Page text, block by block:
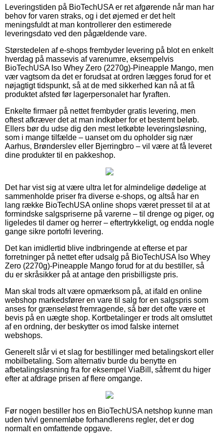
Leveringstiden på BioTechUSA er ret afgørende når man har
behov for varen straks, og i det øjemed er det helt
meningsfuldt at man kontrollerer den estimerede
leveringsdato ved den pågældende vare.
Størstedelen af e-shops frembyder levering på blot en enkelt
hverdag på massevis af varenumre, eksempelvis
BioTechUSA Iso Whey Zero (2270g)-Pineapple Mango, men
vær vagtsom da det er forudsat at ordren lægges forud for et
nøjagtigt tidspunkt, så at de med sikkerhed kan nå at få
produktet afsted før lagerpersonalet har fyraften.
Enkelte firmaer på nettet frembyder gratis levering, men
oftest afkræver det at man indkøber for et bestemt beløb.
Ellers bør du udse dig den mest letkøbte leveringsløsning,
som i mange tilfælde – uanset om du opholder sig nær
Aarhus, Brønderslev eller Bjerringbro – vil være at få leveret
dine produkter til en pakkeshop.
Det har vist sig at være ultra let for almindelige dødelige at
sammenholde priser fra diverse e-shops, og altså har en
lang række BioTechUSA online shops været presset til at at
formindske salgspriserne på varerne – til drenge og piger, og
ligeledes til damer og herrer – eftertrykkeligt, og endda nogle
gange sikre portofri levering.
Det kan imidlertid blive indbringende at efterse et par
forretninger på nettet efter udsalg på BioTechUSA Iso Whey
Zero (2270g)-Pineapple Mango forud for at du bestiller, så
du er skråsikker på at antage den prisbilligste pris.
Man skal trods alt være opmærksom på, at ifald en online
webshop markedsfører en vare til salg for en salgspris som
anses for grænseløst fremragende, så bør det ofte være et
bevis på en uægte shop. Kortbetalinger er trods alt omsluttet
af en ordning, der beskytter os imod falske internet
webshops.
Generelt slår vi et slag for bestillinger med betalingskort eller
mobilbetaling. Som alternativ burde du benytte en
afbetalingsløsning fra for eksempel ViaBill, såfremt du higer
efter at afdrage prisen af flere omgange.
Før nogen bestiller hos en BioTechUSA netshop kunne man
uden tvivl gennemløbe forhandlerens regler, det er dog
normalt en omfattende opgave.